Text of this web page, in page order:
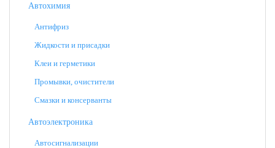
Автохимия
Антифриз
Жидкости и присадки
Клеи и герметики
Промывки, очистители
Смазки и консерванты
Автоэлектроника
Автосигнализации